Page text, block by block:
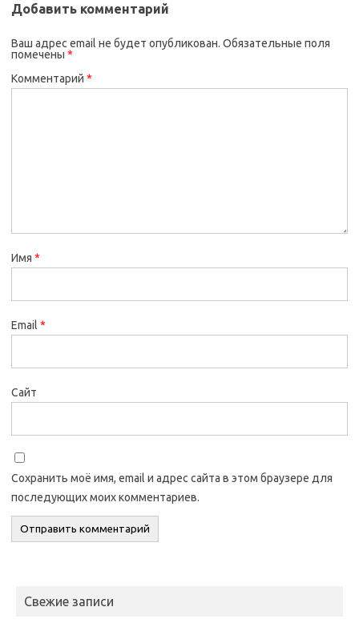
Добавить комментарий
Ваш адрес email не будет опубликован. Обязательные поля
помечены *
Комментарий *
Имя *
Email *
Сайт
Сохранить моё имя, email и адрес сайта в этом браузере для
последующих моих комментариев.
Свежие записи